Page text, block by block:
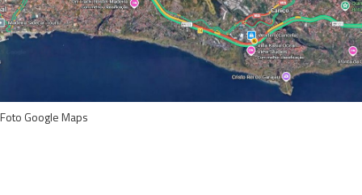
Foto Google Maps